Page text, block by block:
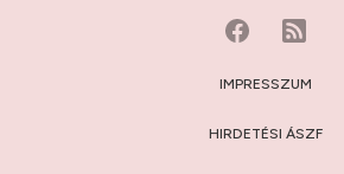
IMPRESSZUM
HIRDETÉSI ÁSZF